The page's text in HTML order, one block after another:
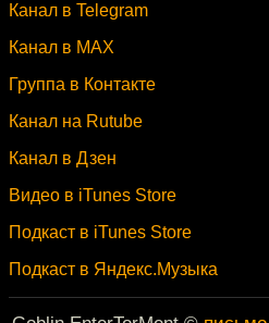
Канал в Telegram
Канал в MAX
Группа в Контакте
Канал на Rutube
Канал в Дзен
Видео в iTunes Store
Подкаст в iTunes Store
Подкаст в Яндекс.Музыка